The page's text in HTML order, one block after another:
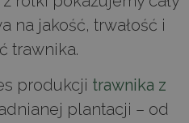
na jakość, trwałość i
trawnika.
produkcji trawnika z
plantacji – od